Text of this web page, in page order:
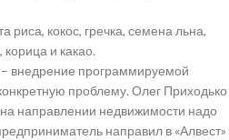
риса, кокос, гречка, семена льна,
корица и какао.
– внедрение программируемой
проблему. Олег Приходько
на направлении недвижимости надо
направил в «Алвест»